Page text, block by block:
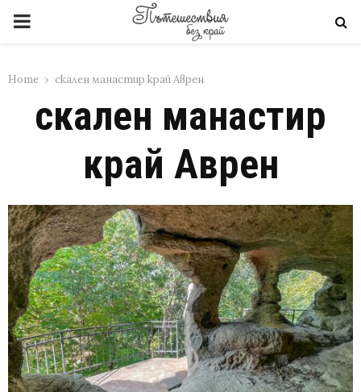
PRIMARY
Home скален манастир край Аврен
скален манастир
край Аврен